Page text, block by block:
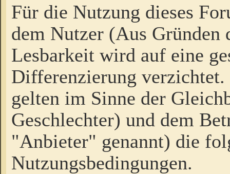
Für die Nutzung dieses
dem Nutzer (Aus Gründen
Lesbarkeit wird auf eine
Differenzierung
gelten im Sinne der
Geschlechter) und dem
"Anbieter" genannt) die
Nutzungsbedingungen.